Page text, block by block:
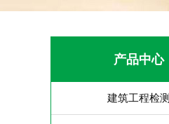
产品中心
建筑工程检测